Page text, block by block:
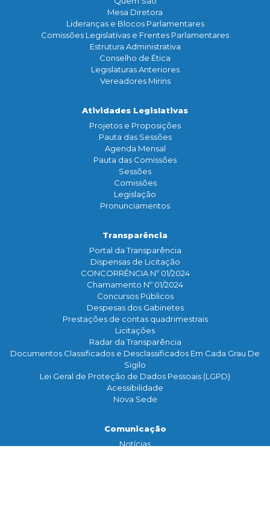
Mesa Diretora
Lideranças e Blocos Parlamentares
Comissões Legislativas e Frentes Parlamentares
Estrutura Administrativa
Conselho de Ética
Legislaturas Anteriores
Vereadores Mirins
Atividades Legislativas
Projetos e Proposições
Pauta das Sessões
Agenda Mensal
Pauta das Comissões
Sessões
Comissões
Legislação
Pronunciamentos
Transparência
Portal da Transparência
Dispensas de Licitação
CONCORRÊNCIA Nº 01/2024
Chamamento Nº 01/2024
Concursos Públicos
Despesas dos Gabinetes
Prestações de contas quadrimestrais
Licitações
Radar da Transparência
Documentos Classificados e Desclassificados Em Cada Grau De
Sigilo
Lei Geral de Proteção de Dados Pessoais (LGPD)
Acessibilidade
Nova Sede
Comunicação
Notícias